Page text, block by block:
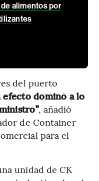
alimentos por
del puerto
efecto dominó a lo
, añadió
de Container
para el
unidad de CK